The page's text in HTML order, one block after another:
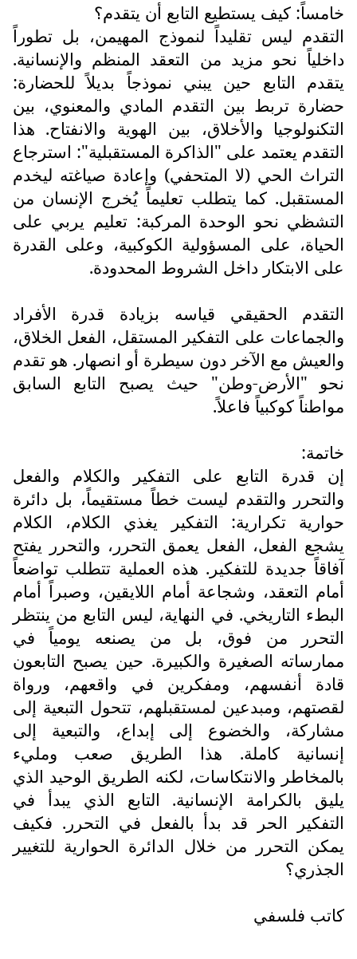
خامساً: كيف يستطيع التابع أن يتقدم؟
التقدم ليس تقليداً لنموذج المهيمن، بل تطوراً
داخلياً نحو مزيد من التعقد المنظم والإنسانية.
يتقدم التابع حين يبني نموذجاً بديلاً للحضارة:
حضارة تربط بين التقدم المادي والمعنوي، بين
التكنولوجيا والأخلاق، بين الهوية والانفتاح. هذا
التقدم يعتمد على "الذاكرة المستقبلية": استرجاع
التراث الحي (لا المتحفي) وإعادة صياغته ليخدم
المستقبل. كما يتطلب تعليماً يُخرج الإنسان من
التشظي نحو الوحدة المركبة: تعليم يربي على
الحياة، على المسؤولية الكوكبية، وعلى القدرة
على الابتكار داخل الشروط المحدودة.
التقدم الحقيقي قياسه بزيادة قدرة الأفراد
والجماعات على التفكير المستقل، الفعل الخلاق،
والعيش مع الآخر دون سيطرة أو انصهار. هو تقدم
نحو "الأرض-وطن" حيث يصبح التابع السابق
مواطناً كوكبياً فاعلاً.
خاتمة:
إن قدرة التابع على التفكير والكلام والفعل
والتحرر والتقدم ليست خطاً مستقيماً، بل دائرة
حوارية تكرارية: التفكير يغذي الكلام، الكلام
يشجع الفعل، الفعل يعمق التحرر، والتحرر يفتح
آفاقاً جديدة للتفكير. هذه العملية تتطلب تواضعاً
أمام التعقد، وشجاعة أمام اللايقين، وصبراً أمام
البطء التاريخي. في النهاية، ليس التابع من ينتظر
التحرر من فوق، بل من يصنعه يومياً في
ممارساته الصغيرة والكبيرة. حين يصبح التابعون
قادة أنفسهم، ومفكرين في واقعهم، ورواة
لقصتهم، ومبدعين لمستقبلهم، تتحول التبعية إلى
مشاركة، والخضوع إلى إبداع، والتبعية إلى
إنسانية كاملة. هذا الطريق صعب ومليء
بالمخاطر والانتكاسات، لكنه الطريق الوحيد الذي
يليق بالكرامة الإنسانية. التابع الذي يبدأ في
التفكير الحر قد بدأ بالفعل في التحرر. فكيف
يمكن التحرر من خلال الدائرة الحوارية للتغيير
الجذري؟
كاتب فلسفي